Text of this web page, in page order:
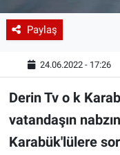
Paylaş
24.06.2022 - 17:26
Derin Tv o k
vatandaşın
Karabük'lülere